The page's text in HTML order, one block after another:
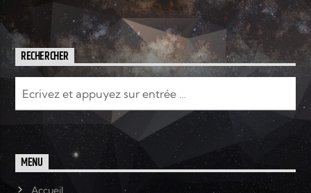
RECHERCHER
MENU
Accueil